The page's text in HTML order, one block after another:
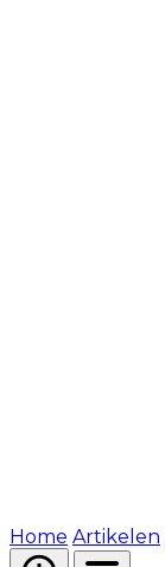
Home Artikelen